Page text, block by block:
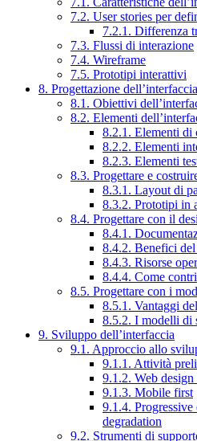
7.2. User stories per
7.2.1. Differenza
7.3. Flussi di interazione
7.4. Wireframe
7.5. Prototipi interattivi
8. Progettazione dell’interfaccia
8.1. Obiettivi
8.2. Elementi
8.2.1. Elementi di
8.2.2. Elementi
8.2.3. Elementi
8.3. Progettare e
8.3.1. Layout di
8.3.2. Prototipi in
8.4. Progettare con il
8.4.1.
8.4.2. Benefici del
8.4.3. Risorse
8.4.4. Come
8.5. Progettare con i
8.5.1. Vantaggi
8.5.2. I modelli di
9. Sviluppo dell’interfaccia
9.1. Approccio allo
9.1.1. Attività
9.1.2. Web design
9.1.3. Mobile first
9.1.4. Progressive
degradation
9.2. Strumenti di